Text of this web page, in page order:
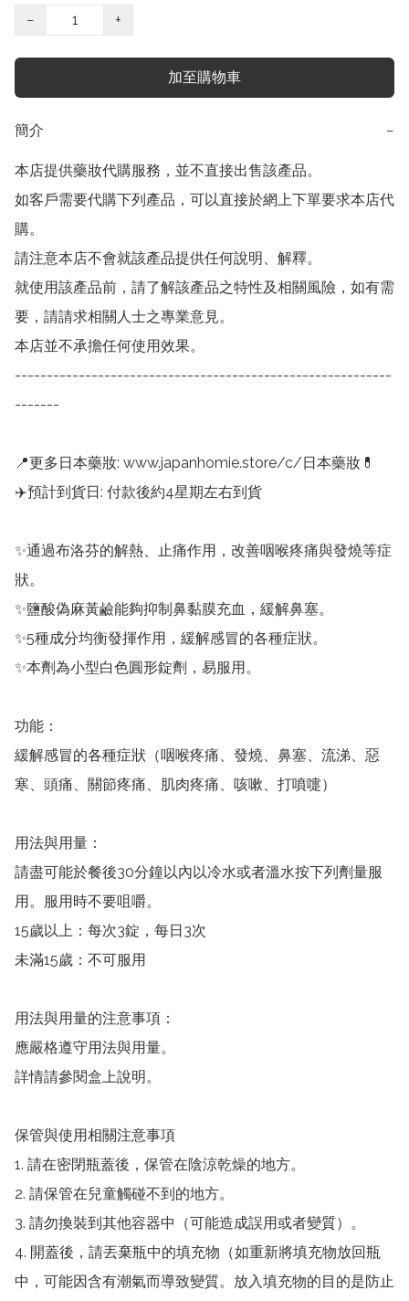
−
+
加至購物車
簡介 −
本店提供藥妝代購服務，並不直接出售該產品。
如客戶需要代購下列產品，可以直接於網上下單要求本店代
購。
請注意本店不會就該產品提供任何說明、解釋。
就使用該產品前，請了解該產品之特性及相關風險，如有需
要，請請求相關人士之專業意見。
本店並不承擔任何使用效果。
-----------------------------------------------------------
-------
📍更多日本藥妝: www.japanhomie.store/c/日本藥妝💊
✈️預計到貨日: 付款後約4星期左右到貨
✨通過布洛芬的解熱、止痛作用，改善咽喉疼痛與發燒等症
狀。
✨鹽酸偽麻黃鹼能夠抑制鼻黏膜充血，緩解鼻塞。
✨5種成分均衡發揮作用，緩解感冒的各種症狀。
✨本劑為小型白色圓形錠劑，易服用。
功能：
緩解感冒的各種症狀（咽喉疼痛、發燒、鼻塞、流涕、惡
寒、頭痛、關節疼痛、肌肉疼痛、咳嗽、打噴嚏）
用法與用量：
請盡可能於餐後30分鐘以內以冷水或者溫水按下列劑量服
用。服用時不要咀嚼。
15歲以上：每次3錠，每日3次
未滿15歲：不可服用
用法與用量的注意事項：
應嚴格遵守用法與用量。
詳情請參閱盒上說明。
保管與使用相關注意事項
1. 請在密閉瓶蓋後，保管在陰涼乾燥的地方。
2. 請保管在兒童觸碰不到的地方。
3. 請勿換裝到其他容器中（可能造成誤用或者變質）。
4. 開蓋後，請丟棄瓶中的填充物（如重新將填充物放回瓶
中，可能因含有潮氣而導致變質。放入填充物的目的是防止